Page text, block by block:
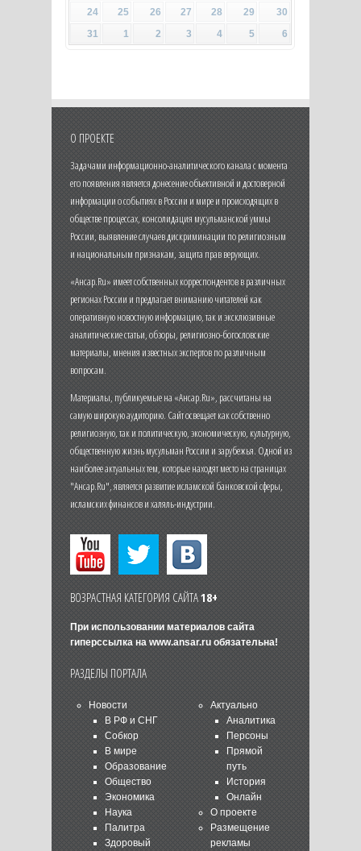
24
25 26 27 28 29
30
31
1 2 3 4 5 6
О ПРОЕКТЕ
Задачами информационно-аналитического канала с момента
его появления является донесение объективной и достоверной
информации о событиях в России и мире и происходящих в
обществе процессах, консолидация мусульманской уммы
России, выявление случаев дискриминации по религиозным
и национальным признакам, защита прав верующих.
«Ансар.Ru» имеет собственных корреспондентов в различных
регионах России и предлагает вниманию читателей как
оперативную новостную информацию, так и эксклюзивные
аналитические статьи, обзоры, религиозно-богословские
материалы, мнения известных экспертов по различным
вопросам.
Материалы, публикуемые на «Ансар.Ru», рассчитаны на
самую широкую аудиторию. Сайт освещает как собственно
религиозную, так и политическую, экономическую, культурную,
общественную жизнь мусульман России и зарубежья. Одной из
наиболее актуальных тем, которые находят место на страницах
"Ансар.Ru", является развитие исламской банковской сферы,
исламских финансов и халяль-индустрии.
ВОЗРАСТНАЯ КАТЕГОРИЯ САЙТА18+
При использовании материалов сайта
гиперссылка на www.ansar.ruобязательна!
РАЗДЕЛЫ ПОРТАЛА
Новости
В РФ и СНГ
Собкор
В мире
Образование
Общество
Экономика
Наука
Палитра
Здоровый
Актуально
Аналитика
Персоны
Прямой
путь
История
Онлайн
О проекте
Размещение
рекламы